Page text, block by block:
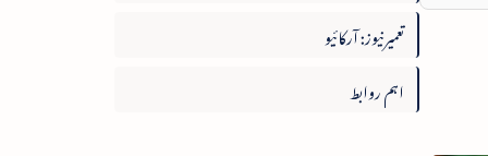
تعمیرنیوز: آرکائیو
اہم روابط